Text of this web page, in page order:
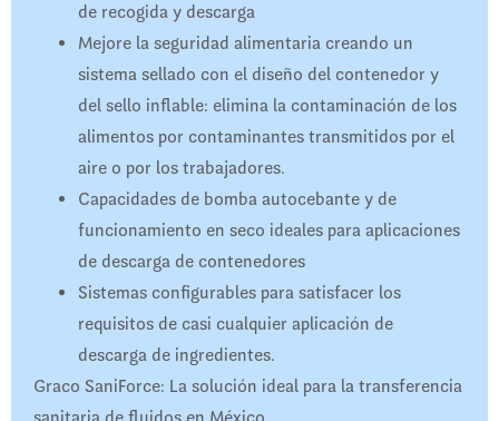
de recogida y descarga
Mejore la seguridad alimentaria creando un
sistema sellado con el diseño del contenedor y
del sello inflable: elimina la contaminación de los
alimentos por contaminantes transmitidos por el
aire o por los trabajadores.
Capacidades de bomba autocebante y de
funcionamiento en seco ideales para aplicaciones
de descarga de contenedores
Sistemas configurables para satisfacer los
requisitos de casi cualquier aplicación de
descarga de ingredientes.
Graco SaniForce: La solución ideal para la transferencia